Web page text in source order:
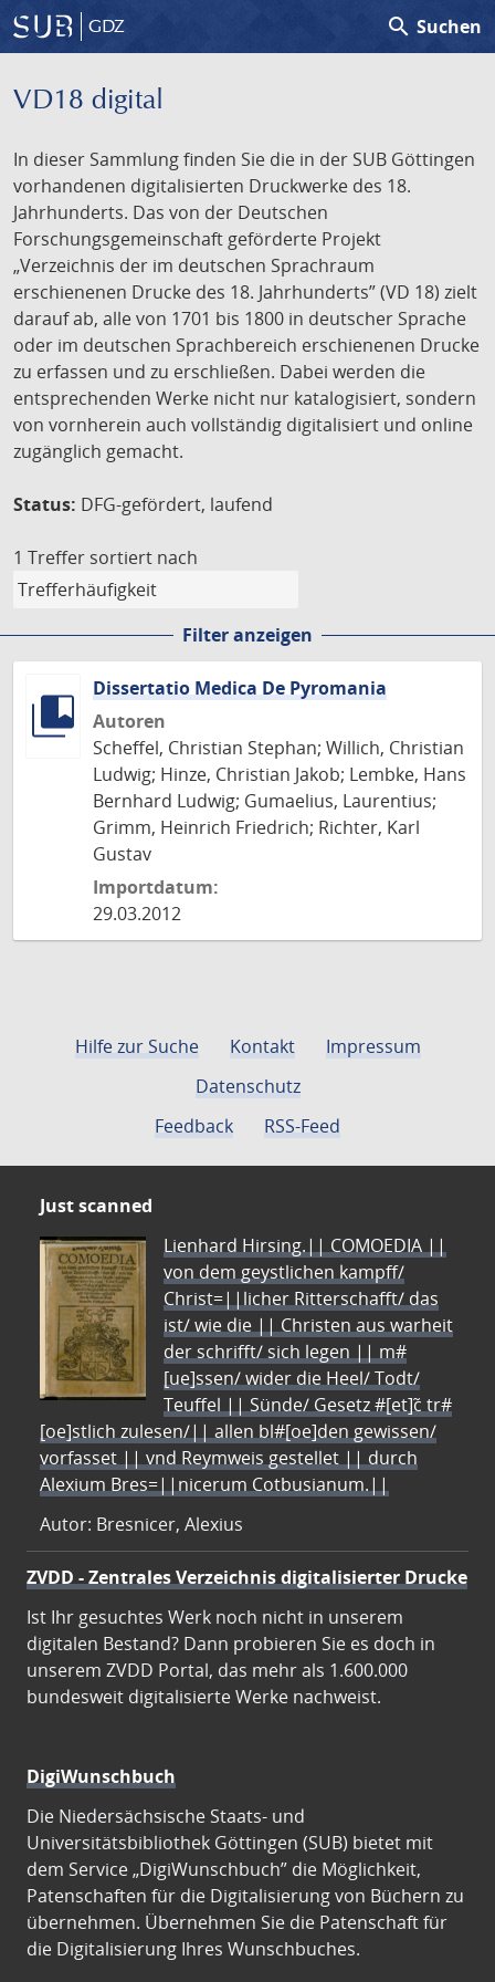
GDZ search Suchen
VD18 digital
In dieser Sammlung finden Sie die in der SUB Göttingen
vorhandenen digitalisierten Druckwerke des 18.
Jahrhunderts. Das von der Deutschen
Forschungsgemeinschaft geförderte Projekt
„Verzeichnis der im deutschen Sprachraum
erschienenen Drucke des 18. Jahrhunderts” (VD 18) zielt
darauf ab, alle von 1701 bis 1800 in deutscher Sprache
oder im deutschen Sprachbereich erschienenen Drucke
zu erfassen und zu erschließen. Dabei werden die
entsprechenden Werke nicht nur katalogisiert, sondern
von vornherein auch vollständig digitalisiert und online
zugänglich gemacht.
Status: DFG-gefördert, laufend
1 Treffer sortiert nach
Filter anzeigen
Dissertatio Medica De Pyromania
Autoren
Scheffel, Christian Stephan; Willich, Christian
Ludwig; Hinze, Christian Jakob; Lembke, Hans
Bernhard Ludwig; Gumaelius, Laurentius;
Grimm, Heinrich Friedrich; Richter, Karl
Gustav
Importdatum:
29.03.2012
Hilfe zur Suche Kontakt
Impressum
Datenschutz
Feedback
RSS-Feed
Just scanned
Lienhard Hirsing.|| COMOEDIA ||
von dem geystlichen kampff/
Christ=||licher Ritterschafft/ das
ist/ wie die || Christen aus warheit
der schrifft/ sich legen || m#
[ue]ssen/ wider die Heel/ Todt/
Teuffel || Sünde/ Gesetz #[et]c̃ tr#
[oe]stlich zulesen/|| allen bl#[oe]den gewissen/
vorfasset || vnd Reymweis gestellet || durch
Alexium Bres=||nicerum Cotbusianum.||
Autor: Bresnicer, Alexius
ZVDD - Zentrales Verzeichnis digitalisierter Drucke
Ist Ihr gesuchtes Werk noch nicht in unserem
digitalen Bestand? Dann probieren Sie es doch in
unserem ZVDD Portal, das mehr als 1.600.000
bundesweit digitalisierte Werke nachweist.
DigiWunschbuch
Die Niedersächsische Staats- und
Universitätsbibliothek Göttingen (SUB) bietet mit
dem Service „DigiWunschbuch” die Möglichkeit,
Patenschaften für die Digitalisierung von Büchern zu
übernehmen. Übernehmen Sie die Patenschaft für
die Digitalisierung Ihres Wunschbuches.